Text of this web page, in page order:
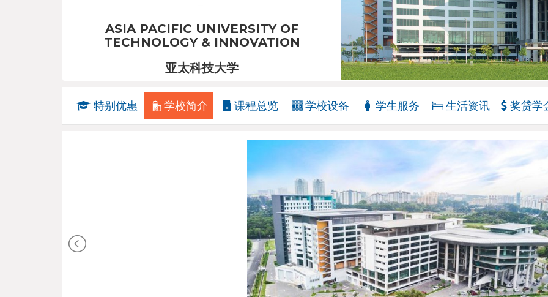
ASIA PACIFIC UNIVERSITY OF
TECHNOLOGY & INNOVATION
亚太科技大学
特别优惠 学校简介 课程总览 学校设备 学生服务 生活资讯 奖贷学